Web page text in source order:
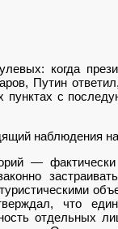
когда
Путин
пунктах с
наблюдения
—
что
отдельных